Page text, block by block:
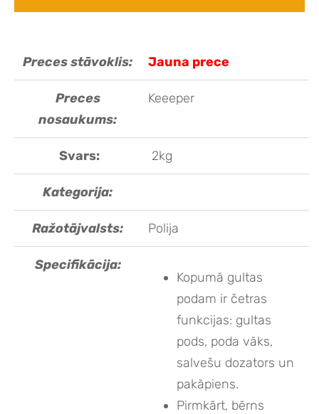
Preces stāvoklis: Jauna prece
Preces
nosaukums:
Keeeper
Svars: 2kg
Kategorija:
Ražotājvalsts: Polija
Specifikācija:
Kopumā gultas
podam ir četras
funkcijas: gultas
pods, poda vāks,
salvešu dozators un
pakāpiens.
Pirmkārt, bērns